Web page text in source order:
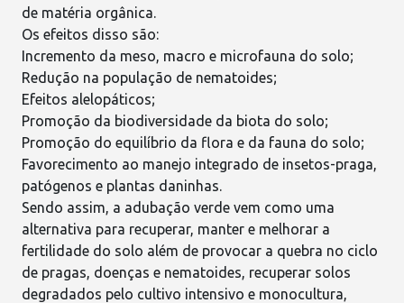
de matéria orgânica.
Os efeitos disso são:
Incremento da meso, macro e microfauna do solo;
Redução na população de nematoides;
Efeitos alelopáticos;
Promoção da biodiversidade da biota do solo;
Promoção do equilíbrio da flora e da fauna do solo;
Favorecimento ao manejo integrado de insetos-praga
patógenos e plantas daninhas.
Sendo assim, a adubação verde vem como uma
alternativa para recuperar, manter e melhorar a
fertilidade do solo além de provocar a quebra no ciclo
de pragas, doenças e nematoides, recuperar solos
degradados pelo cultivo intensivo e monocultura,